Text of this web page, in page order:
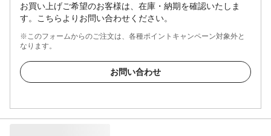
お買い上げご希望のお客様は、在庫・納期を確認いたしま
す。こちらよりお問い合わせください。
※このフォームからのご注文は、各種ポイントキャンペーン対象外と
なります。
お問い合わせ